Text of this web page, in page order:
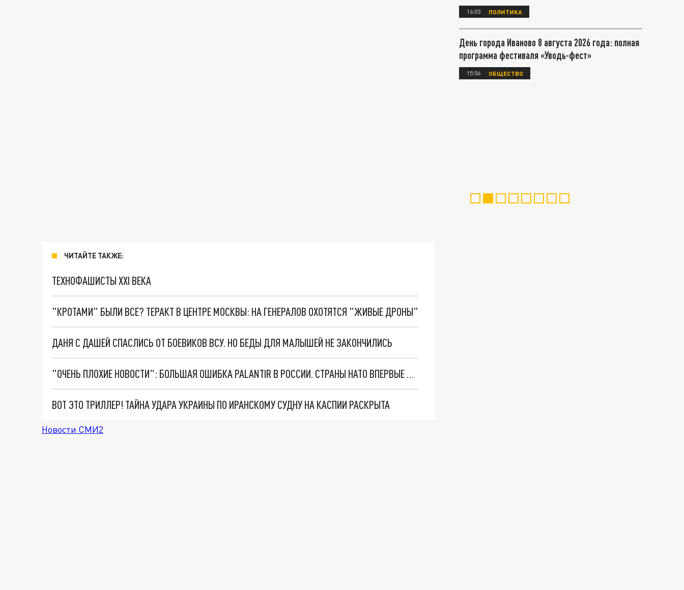
ЧИТАЙТЕ ТАКЖЕ:
ТЕХНОФАШИСТЫ XXI ВЕКА
"КРОТАМИ" БЫЛИ ВСЕ? ТЕРАКТ В ЦЕНТРЕ МОСКВЫ: НА ГЕНЕРАЛОВ ОХОТЯТСЯ "ЖИВЫЕ ДРОНЫ"
ДАНЯ С ДАШЕЙ СПАСЛИСЬ ОТ БОЕВИКОВ ВСУ. НО БЕДЫ ДЛЯ МАЛЫШЕЙ НЕ ЗАКОНЧИЛИСЬ
"ОЧЕНЬ ПЛОХИЕ НОВОСТИ": БОЛЬШАЯ ОШИБКА PALANTIR В РОССИИ. СТРАНЫ НАТО ВПЕРВЫЕ ЗА СВО ОСТАНОВИЛИ ПОСТАВКИ ОРУЖИЯ. ВСУ ТЕРЯЮТ ПРИГРАНИЧЬЕ?
ВОТ ЭТО ТРИЛЛЕР! ТАЙНА УДАРА УКРАИНЫ ПО ИРАНСКОМУ СУДНУ НА КАСПИИ РАСКРЫТА
Новости СМИ2
16:03 ПОЛИТИКА
День города Иваново 8 августа 2026 года: полная
программа фестиваля «Уводь-фест»
15:56 ОБЩЕСТВО